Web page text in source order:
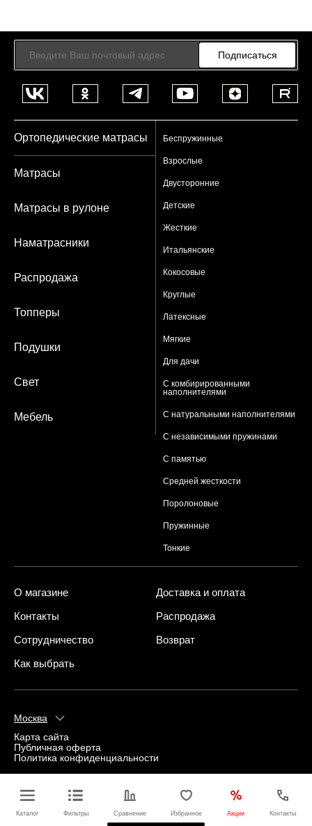
Подписаться
Ортопедические матрасы Беспружинные
Взрослые
Двусторонние
Детские
Жесткие
Итальянские
Кокосовые
Круглые
Латексные
Мягкие
Для дачи
С комбирированными
наполнителями
С натуральными наполнителями
С независимыми пружинами
С памятью
Средней жесткости
Поролоновые
Пружинные
Тонкие
Матрасы
Матрасы в рулоне
Наматрасники
Распродажа
Топперы
Подушки
Свет
Мебель
О магазине
Доставка и оплата
Контакты
Распродажа
Сотрудничество
Возврат
Как выбрать
Москва
Карта сайта
Публичная оферта
Политика конфиденциальности
Каталог Фильтры Сравнение Избранное Акции Контакты